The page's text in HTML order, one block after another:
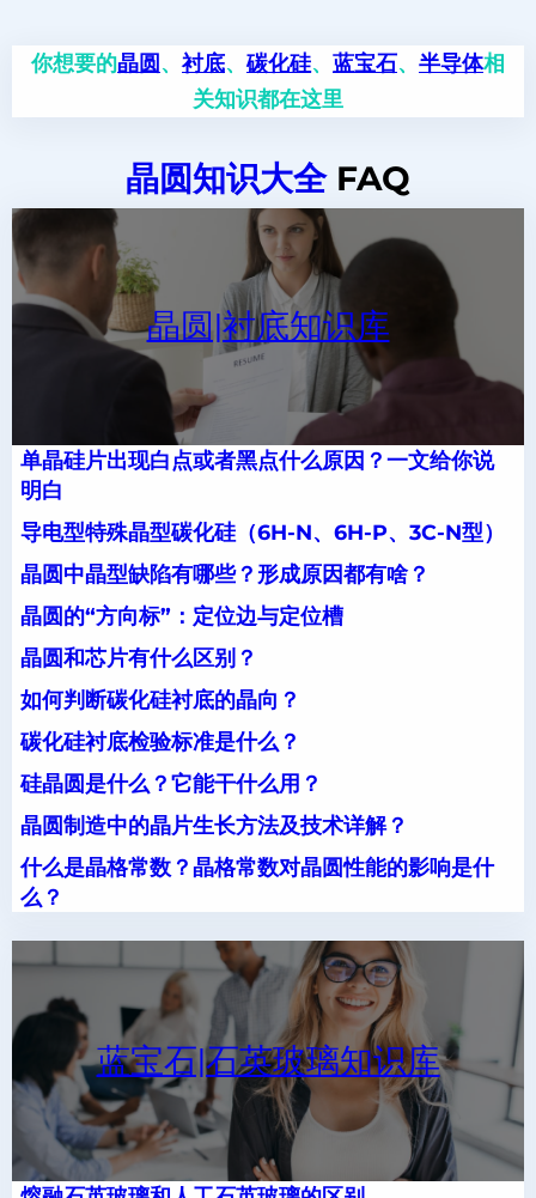
你想要的晶圆 、衬底、 碳化硅、 蓝宝石、 半导体相
关知识都在这里
晶圆知识大全FAQ
晶圆|衬底知识库
单晶硅片出现白点或者黑点什么原因？一文给你说
明白
导电型特殊晶型碳化硅（6H-N、6H-P、3C-N型）
晶圆中晶型缺陷有哪些？形成原因都有啥？
晶圆的“方向标”：定位边与定位槽
晶圆和芯片有什么区别？
如何判断碳化硅衬底的晶向？
碳化硅衬底检验标准是什么？
硅晶圆是什么？它能干什么用？
晶圆制造中的晶片生长方法及技术详解？
什么是晶格常数？晶格常数对晶圆性能的影响是什
么？
蓝宝石|石英玻璃知识库